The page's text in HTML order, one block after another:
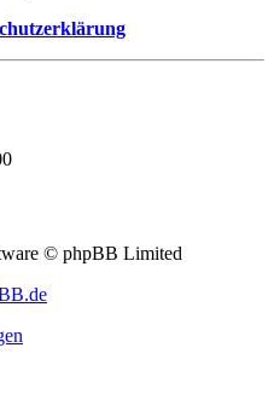
© phpBB Limited